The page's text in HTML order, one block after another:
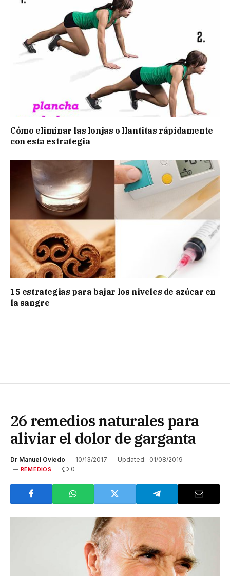
Cómo eliminar las lonjas o llantitas rápidamente
con esta estrategia
15 estrategias para bajar los niveles de azúcar en
la sangre
26 remedios naturales para
aliviar el dolor de garganta
Dr Manuel Oviedo 10/13/2017 Updated: 01/08/2019
REMEDIOS 0